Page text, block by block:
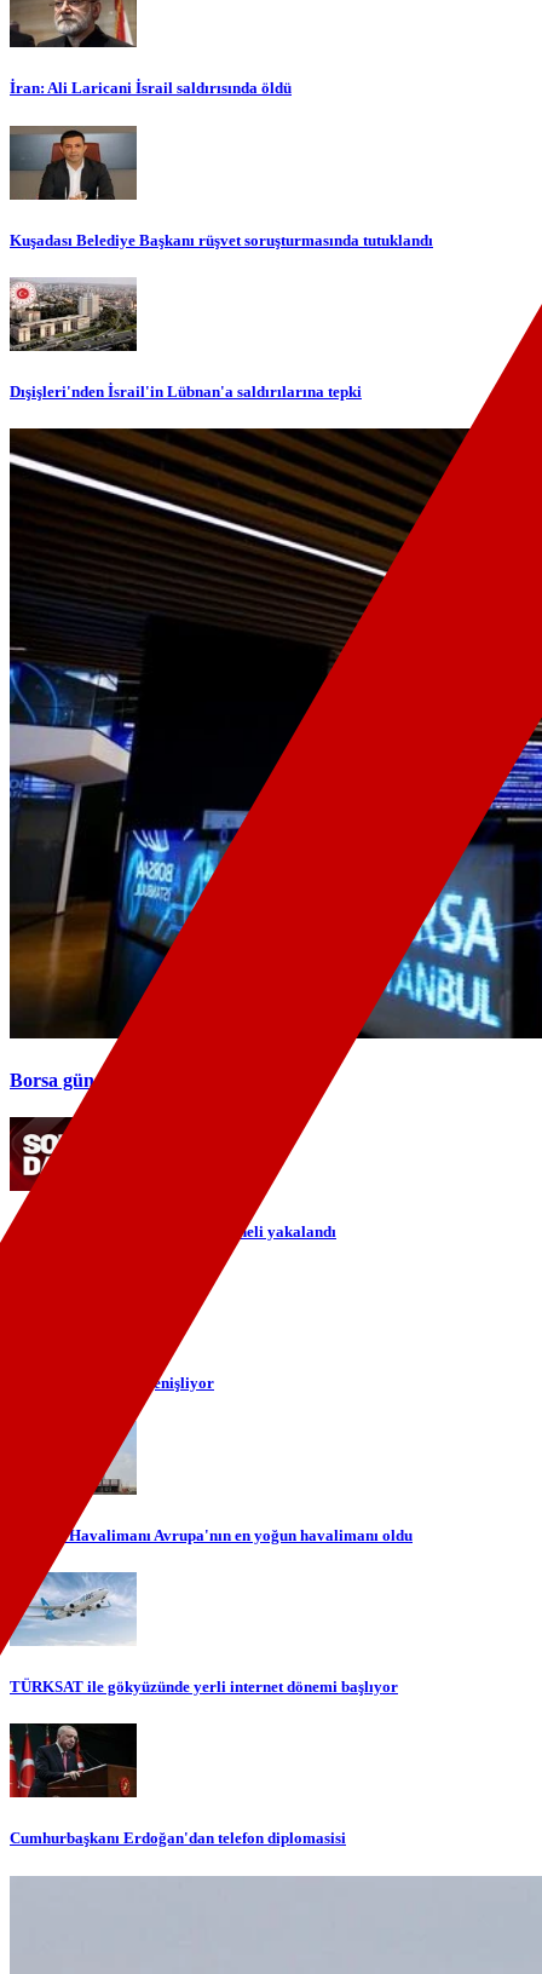
İran: Ali Laricani İsrail saldırısında öldü
Kuşadası Belediye Başkanı rüşvet soruşturmasında tutuklandı
Dışişleri'nden İsrail'in Lübnan'a saldırılarına tepki
Borsa güne 13.798,53 puandan başladı
27 ilde 'siber' operasyonu: 89 şüpheli yakalandı
eDuruşma kapsamı genişliyor
İstanbul Havalimanı Avrupa'nın en yoğun havalimanı oldu
TÜRKSAT ile gökyüzünde yerli internet dönemi başlıyor
Cumhurbaşkanı Erdoğan'dan telefon diplomasisi